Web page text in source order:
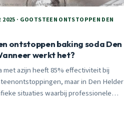
2025 · GOOTSTEEN ONTSTOPPEN DEN
ontstoppen baking soda Den
werkt het?
met azijn heeft 85% effectiviteit bij
maar in Den Helder
situaties waarbij professionele